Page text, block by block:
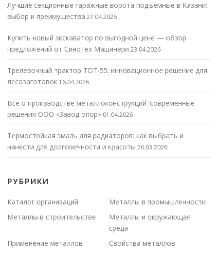
Лучшие секционные гаражные ворота подъемные в Казани:
выбор и преимущества 27.04.2026
Купить новый экскаватор по выгодной цене — обзор
предложений от Синотех Машинери 23.04.2026
Трелевочный трактор TDT-55: инновационное решение для
лесозаготовок 16.04.2026
Все о производстве металлоконструкций: современные
решения ООО «Завод опор» 01.04.2026
Термостойкая эмаль для радиаторов: как выбрать и
нанести для долговечности и красоты 26.03.2026
РУБРИКИ
Каталог организаций
Металлы в промышленности
Металлы в строительстве
Металлы и окружающая
среда
Применение металлов
Свойства металлов